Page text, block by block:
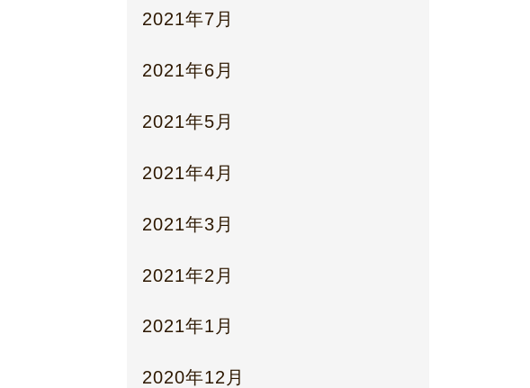
2021年7月
2021年6月
2021年5月
2021年4月
2021年3月
2021年2月
2021年1月
2020年12月